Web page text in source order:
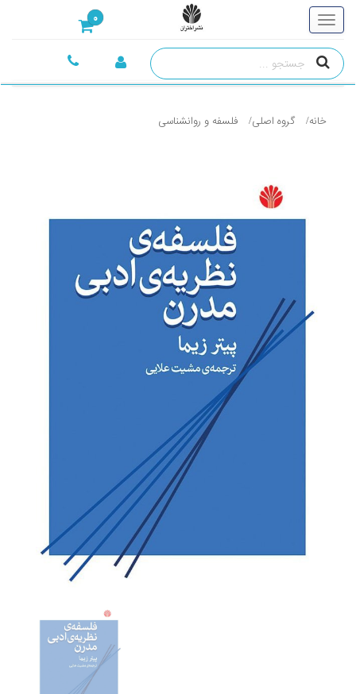
0
خانه گروه اصلی فلسفه و روانشناسی